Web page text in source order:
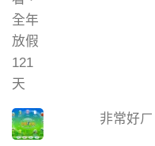
非常好